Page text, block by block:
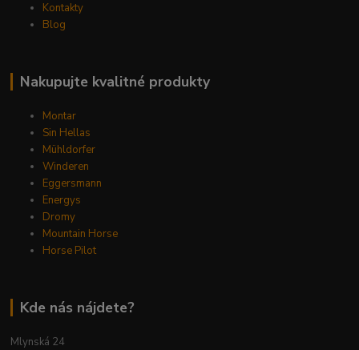
Kontakty
Blog
Nakupujte kvalitné produkty
Montar
Sin Hellas
Mühldorfer
Winderen
Eggersmann
Energys
Dromy
Mountain Horse
Horse Pilot
Kde nás nájdete?
Mlynská 24